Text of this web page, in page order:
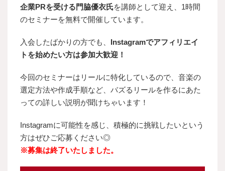
企業PRを受ける門脇優衣氏を講師として迎え
、1時間
のセミナーを無料で開催しています。
入会したばかりの方でも、 Instagramでアフィリエイ
トを始めたい方は参加大歓迎！
今回のセミナーはリールに特化しているので、音楽の
選定方法や作成手順など、バズるリールを作るにあた
っての詳しい説明が聞けちゃいます！
Instagramに可能性を感じ、積極的に挑戦したいという
方はぜひご応募ください◎
※募集は終了いたしました。